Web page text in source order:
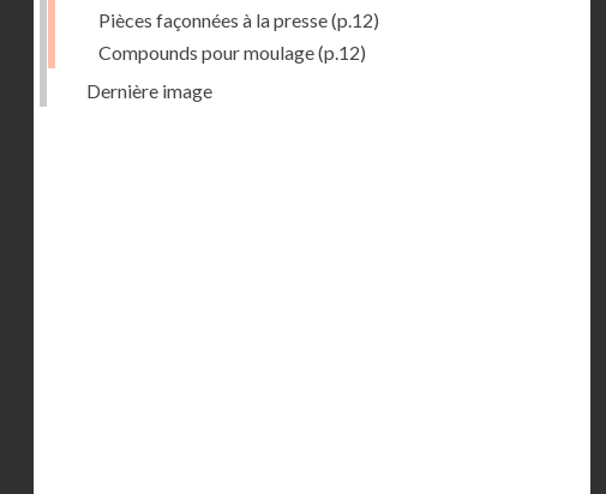
Pièces façonnées à la presse(p.12)
Compounds pour moulage(p.12)
Dernière image